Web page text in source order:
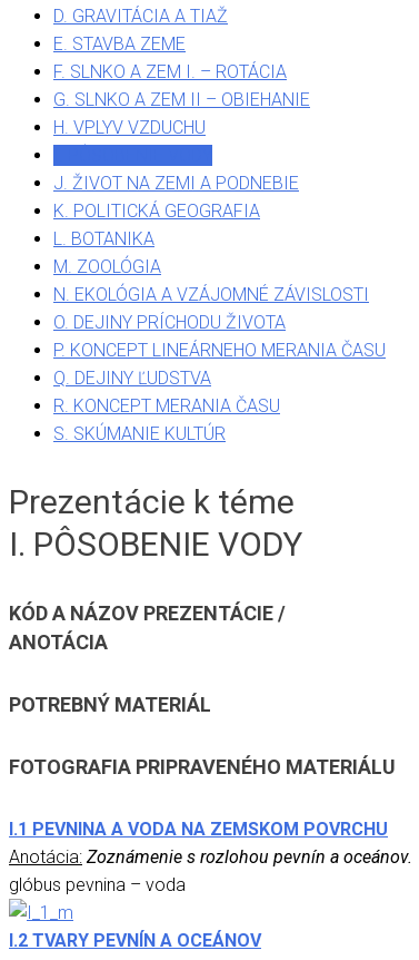
D. GRAVITÁCIA A TIAŽ
E. STAVBA ZEME
F. SLNKO A ZEM I. – ROTÁCIA
G. SLNKO A ZEM II – OBIEHANIE
H. VPLYV VZDUCHU
J. ŽIVOT NA ZEMI A PODNEBIE
K. POLITICKÁ GEOGRAFIA
L. BOTANIKA
M. ZOOLÓGIA
N. EKOLÓGIA A VZÁJOMNÉ ZÁVISLOSTI
O. DEJINY PRÍCHODU ŽIVOTA
P. KONCEPT LINEÁRNEHO MERANIA ČASU
Q. DEJINY ĽUDSTVA
R. KONCEPT MERANIA ČASU
S. SKÚMANIE KULTÚR
Prezentácie k téme
I. PÔSOBENIE VODY
KÓD A NÁZOV PREZENTÁCIE /
ANOTÁCIA
POTREBNÝ MATERIÁL
FOTOGRAFIA PRIPRAVENÉHO MATERIÁLU
I.1 PEVNINA A VODA NA ZEMSKOM POVRCHU
Anotácia: Zoznámenie s rozlohou pevnín a oceánov.
glóbus pevnina – voda
I.2 TVARY PEVNÍN A OCEÁNOV